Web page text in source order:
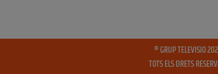
® GRUP TELEVISIO
TOTS ELS DRETS